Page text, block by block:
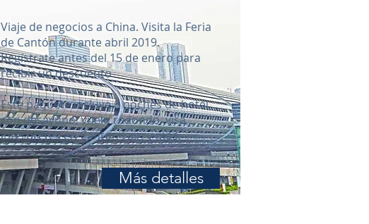
Viaje de negocios a China. Visita la Feria
de Cantón durante abril 2019.
Regístrate antes del 15 de enero para
recibir un descuento.
Este paquete incluye 6 noches de hotel
con desayuno, vuelo redondo, visa,
interpretes en Canton Fair, y más.
Más detalles